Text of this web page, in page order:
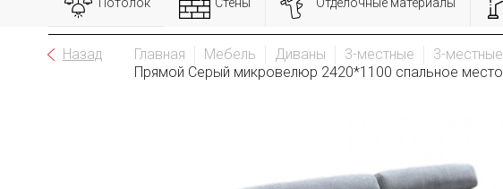
Назад Главная Мебель Диваны 3-местные
3-
Прямой Серый микровелюр 2420*1100 спальное